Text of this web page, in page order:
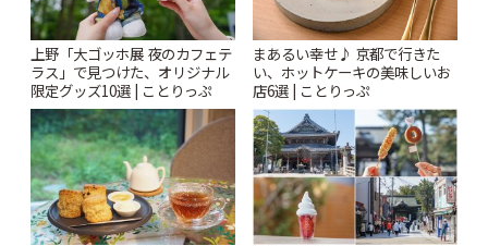
上野「大ゴッホ展 夜のカフェテ
ラス」で見つけた、オリジナル
限定グッズ10選 | ことりっぷ
まあるい幸せ♪ 京都で行きた
い、ホットケーキの美味しいお
店6選 | ことりっぷ